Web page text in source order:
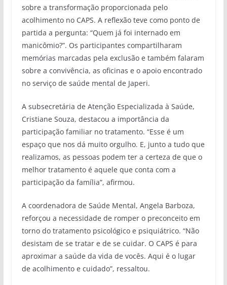
sobre a transformação proporcionada pelo
acolhimento no CAPS. A reflexão teve como ponto de
partida a pergunta: “Quem já foi internado em
manicômio?”. Os participantes compartilharam
memórias marcadas pela exclusão e também falaram
sobre a convivência, as oficinas e o apoio encontrado
no serviço de saúde mental de Japeri.
A subsecretária de Atenção Especializada à Saúde,
Cristiane Souza, destacou a importância da
participação familiar no tratamento. “Esse é um
espaço que nos dá muito orgulho. E, junto a tudo que
realizamos, as pessoas podem ter a certeza de que o
melhor tratamento é aquele que conta com a
participação da família”, afirmou.
A coordenadora de Saúde Mental, Angela Barboza,
reforçou a necessidade de romper o preconceito em
torno do tratamento psicológico e psiquiátrico. “Não
desistam de se tratar e de se cuidar. O CAPS é para
aproximar a saúde da vida de vocês. Aqui é o lugar
de acolhimento e cuidado”, ressaltou.